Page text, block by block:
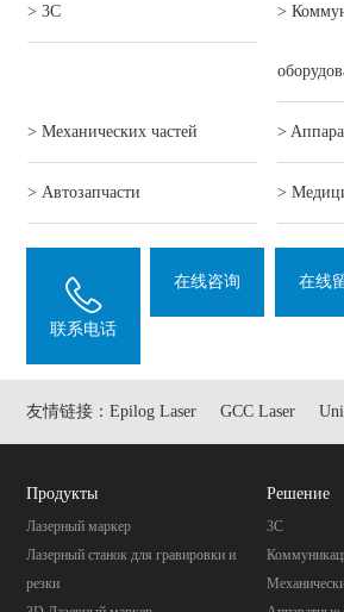
> 3C >
> Механических частей >
> Автозапчасти >
联系电话
在线咨询 在线
友情链接：Epilog Laser GCC Laser
Продукты
Лазерный маркер
Лазерный станок для гравировки и
резки
Pешение
3C